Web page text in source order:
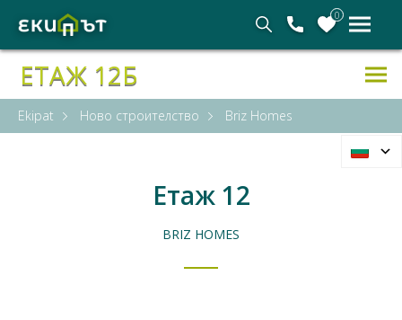
0
ЕТАЖ 12Б
Ekipat Ново строителство Briz Homes
Етаж 12
BRIZ HOMES